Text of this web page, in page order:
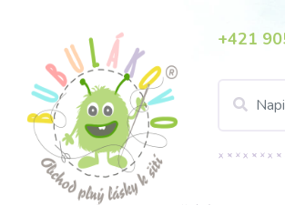
+421